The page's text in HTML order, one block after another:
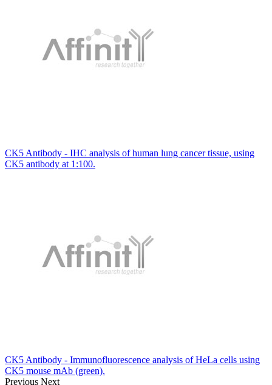
CK5 Antibody - IHC analysis of human lung cancer tissue, using
CK5 antibody at 1:100.
CK5 Antibody - Immunofluorescence analysis of HeLa cells using
CK5 mouse mAb (green).
Previous Next